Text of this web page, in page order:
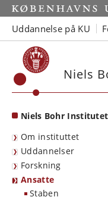
Start
Uddannelse på KU
Niels
Niels Bohr Institutet
Om instituttet
Uddannelser
Forskning
Ansatte
Staben